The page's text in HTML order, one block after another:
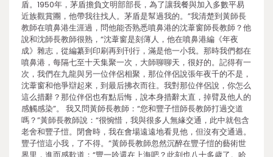
盾。1950年，茅盾擔負文明部部長，為了讓我餐與加入多數平易
近族觀賞團，他帶我往找人。茅盾是幫過我的。”我清楚到黃師長
教師在噴鼻港生涯過，問他能否熟悉噴鼻港的沈葦窗師長教師？他
說和沈師長教師很熟，“沈葦窗是刻薄人，他在噴鼻港編《年夜
成》雜志，從編纂到印刷再到刊行，滿是他一小我。那時我們都在
噴鼻港，每隔七至十天集聚一次，大師聊聊天，很好的。記得有一
次，我們在九龍與另一位伴侶相聚，那位伴侶說張年夜千的不是，
沈葦窗和他爭辯起來，到最后拂衣而往。我對那位伴侶說，你怎么
這么措辭？那位伴侶也有點后悔，說本身措辭太直，掉臂及他人的
感觸感染”。 我又問黃師長教師：“您和豐子愷師長教師打過交道
嗎？”黃師長教師說：“很惋惜，我與很多人無緣交通，此中就包含
老舍和豐子愷。閉會時，我在會場遠遠地看見他，但沒有交通過。
豐子愷這小我，了不得。”黃師長教師忽然沉醉在豐子愷的藝術世
界里，進而感歎道：“豐一吟還在上海吧？此刻也八十多歲了。哈